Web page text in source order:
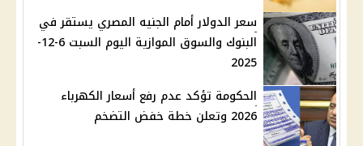
سعر الدولار أمام الجنيه المصري يستقر في
البنوك والسوق الموازية اليوم السبت 6-12-
2025
الحكومة تؤكد عدم رفع أسعار الكهرباء
2026 وتعلن خطة خفض التضخم